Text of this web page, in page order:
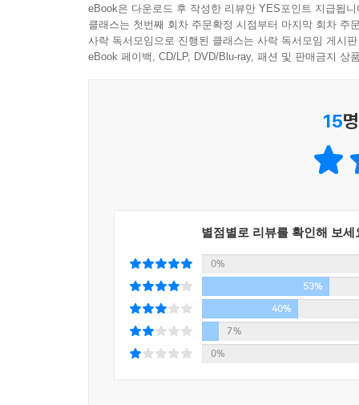
--- p.319
나는 아내를 위해 모든 것을 했다. 그것을 아내는
그녀는 열심히 밥을 먹었다. 다 먹은 다음 물을
다. 쟁반 위에 있던 물병과 유리컵을 내려놓고 거
그 겨울은 우리 둘 다에게 몹시 힘들었다.
eBook은 다운로드 후 작성한 리뷰만 YES포인트 지급됩니
클래스는 첫번째 회차 주문확정 시점부터 마지막 회차 주
사락 독서모임으로 진행된 클래스는 사락 독서모임 게시
eBook 페이백, CD/LP, DVD/Blu-ray, 패션 및 판매금지 상
15
별점별로 리뷰를 확인해 보세
0%
53%
40%
7%
0%